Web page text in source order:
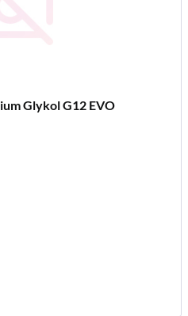
Glykol G12 EVO